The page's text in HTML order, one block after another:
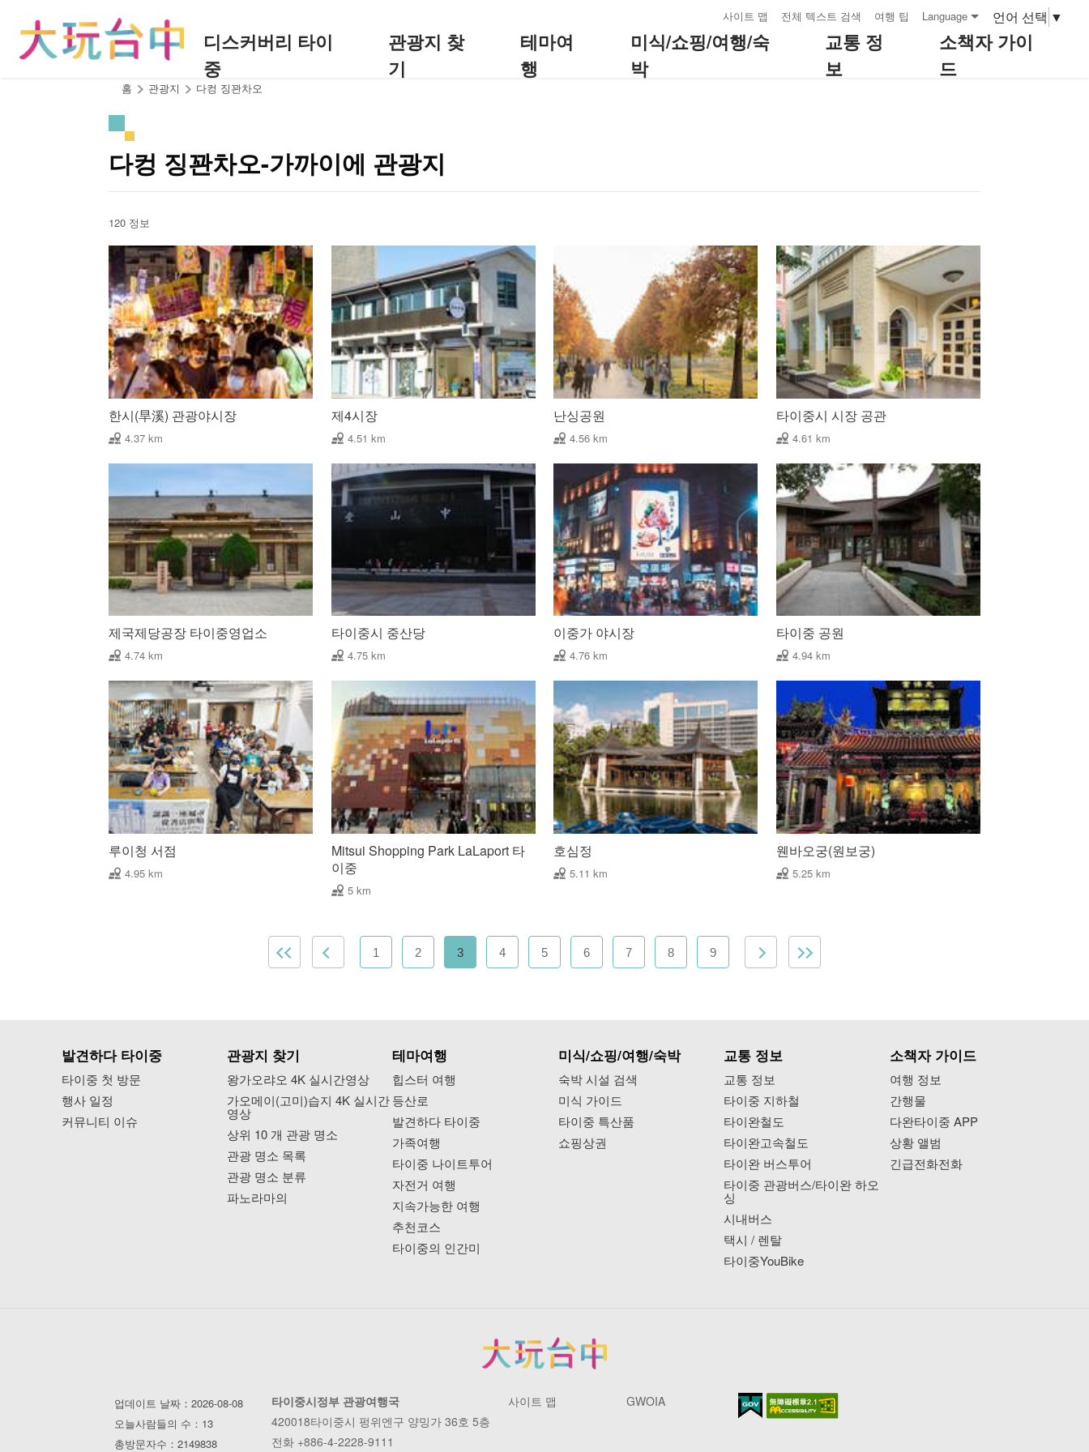
사이트 맵 전체 텍스트 검색 여행 팁 Language 언어 선택 ▼
디스커버리 타이
중
관광지 찾
기
테마여
행
미식/쇼핑/여행/숙
박
교통 정
보
소책자 가이
드
홈 관광지 다컹 징꽌차오
다컹 징꽌차오-가까이에 관광지
120 정보
한시(旱溪) 관광야시장
4.37 km
제4시장
4.51 km
난싱공원
4.56 km
타이중시 시장 공관
4.61 km
제국제당공장 타이중영업소
4.74 km
타이중시 중산당
4.75 km
이중가 야시장
4.76 km
타이중 공원
4.94 km
루이청 서점
4.95 km
Mitsui Shopping Park LaLaport 타
이중
5 km
호심정
5.11 km
웬바오궁(원보궁)
5.25 km
1 2 3 4 5 6 7 8 9
발견하다 타이중
타이중 첫 방문
행사 일정
커뮤니티 이슈
관광지 찾기
왕가오랴오 4K 실시간영상
가오메이(고미)습지 4K 실시간
영상
상위 10 개 관광 명소
관광 명소 목록
관광 명소 분류
파노라마의
테마여행
힙스터 여행
등산로
발견하다 타이중
가족여행
타이중 나이트투어
자전거 여행
지속가능한 여행
추천코스
타이중의 인간미
미식/쇼핑/여행/숙박
숙박 시설 검색
미식 가이드
타이중 특산품
쇼핑상권
교통 정보
교통 정보
타이중 지하철
타이완철도
타이완고속철도
타이완 버스투어
타이중 관광버스/타이완 하오
싱
시내버스
택시 / 렌탈
타이중YouBike
소책자 가이드
여행 정보
간행물
다완타이중 APP
상황 앨범
긴급전화전화
업데이트 날짜：2026-08-08
오늘사람들의 수：13
총방문자수：2149838
타이중시정부 관광여행국
420018타이중시 펑위엔구 양밍가 36호 5층
전화 +886-4-2228-9111
사이트 맵 GWOIA